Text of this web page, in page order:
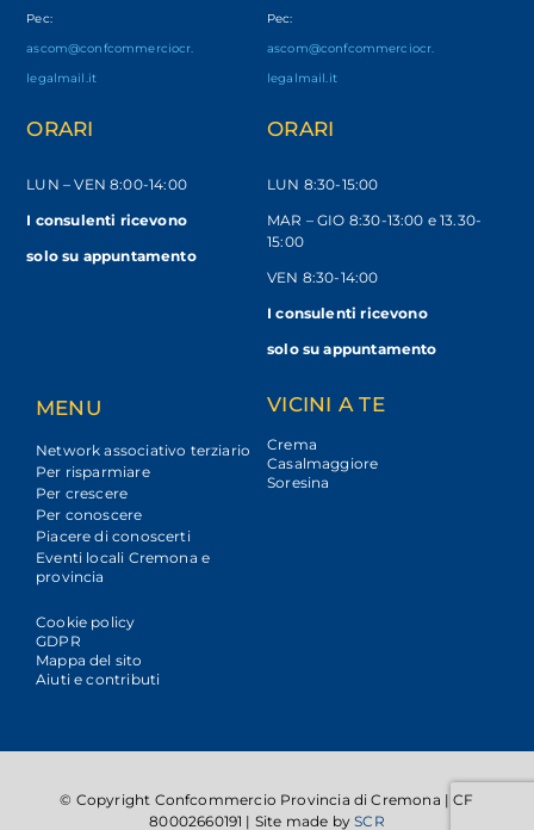
Pec:
ascom@confcommerciocr.
legalmail.it
ORARI
LUN – VEN8:00-14:00
I consulenti ricevono
solosu appuntamento
Pec:
ascom@confcommerciocr.
legalmail.it
ORARI
LUN 8:30-15:00
MAR – GIO 8:30-13:00 e 13.30-
15:00
VEN 8:30-14:00
I consulenti ricevono
solo su appuntamento
MENU
Network associativo terziario
Per risparmiare
Per crescere
Per conoscere
Piacere di conoscerti
Eventi locali Cremona e
provincia
Cookie policy
GDPR
Mappa del sito
Aiuti e contributi
VICINI A TE
Crema
Casalmaggiore
Soresina
© Copyright Confcommercio Provincia di Cremona | CF
80002660191 | Site made bySCR